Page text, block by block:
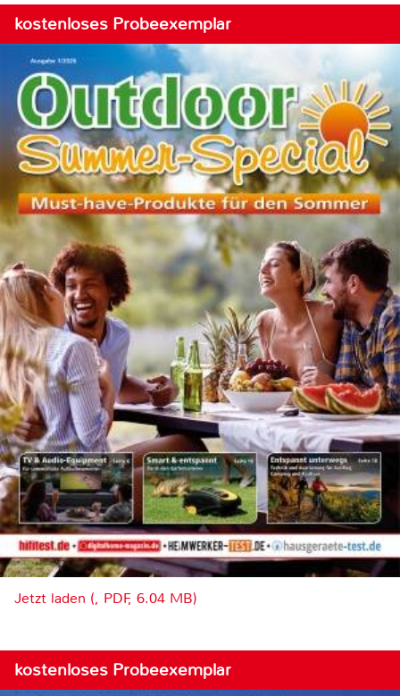
kostenloses Probeexemplar
Jetzt laden (, PDF, 6.04 MB)
kostenloses Probeexemplar